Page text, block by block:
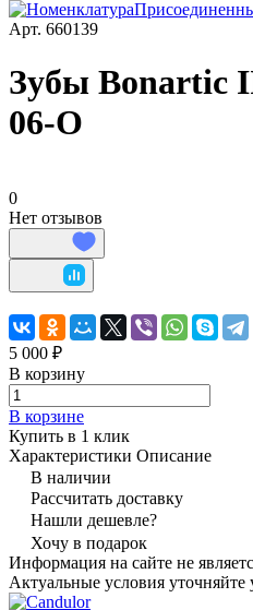
Арт. 660139
Зубы Bonartic
06-O
0
Нет отзывов
5 000 ₽
В корзину
В корзине
Купить в 1 клик
Характеристики Описание
В наличии
Рассчитать доставку
Нашли дешевле?
Хочу в подарок
Информация на сайте не
Актуальные условия уточняйте